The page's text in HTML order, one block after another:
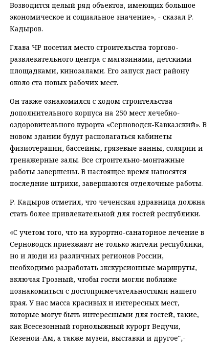
Возводится целый ряд объектов, имеющих большое
экономическое и социальное значение», - сказал Р.
Кадыров.
Глава ЧР посетил место строительства торгово-
развлекательного центра с магазинами, детскими
площадками, кинозалами. Его запуск даст району
около ста новых рабочих мест.
Он также ознакомился с ходом строительства
дополнительного корпуса на 250 мест лечебно-
оздоровительного курорта «Серноводск-Кавказский». В
новом здании будут располагаться кабинеты
физиотерапии, бассейны, грязевые ванны, солярии и
тренажерные залы. Все строительно-монтажные
работы завершены. В настоящее время наносятся
последние штрихи, завершаются отделочные работы.
Р. Кадыров отметил, что чеченская здравница должна
стать более привлекательной для гостей республики.
«С учетом того, что на курортно-санаторное лечение в
Серноводск приезжают не только жители республики,
но и люди из различных регионов России,
необходимо разработать экскурсионные маршруты,
включая Грозный, чтобы гости могли поближе
познакомиться с достопримечательностями нашего
края. У нас масса красивых и интересных мест,
которые могут быть интересными для гостей, такие,
как Всесезонный горнолыжный курорт Ведучи,
Кезеной-Ам, а также музеи, выставки и другое",-